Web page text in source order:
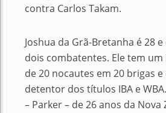
contra Carlos Takam.
Joshua da Grã-Bretanha é 28
dois combatentes. Ele tem
de 20 nocautes em 20 brigas
detentor dos títulos IBA e WBA.
– Parker – de 26 anos da Nova